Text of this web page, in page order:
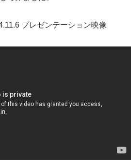
プレゼンテーション映像